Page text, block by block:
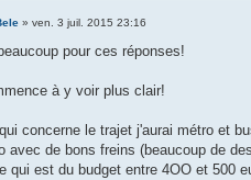
» ven. 3 juil. 2015 23:16
pour ces réponses!
à y voir plus clair!
concerne le trajet j'aurai métro et
avec de bons freins (beaucoup de
qui est du budget entre 4OO et 500